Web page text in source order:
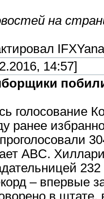
на
IFXYana
14:57]
голосование
ранее
ABC.
– впервые
в